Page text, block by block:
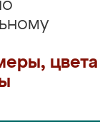
цвета